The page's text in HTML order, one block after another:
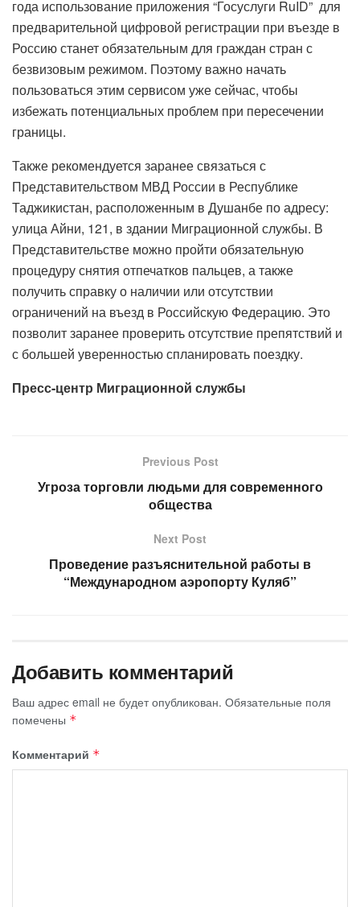
года использование приложения “Госуслуги RuID” для
предварительной цифровой регистрации при въезде в
Россию станет обязательным для граждан стран с
безвизовым режимом. Поэтому важно начать
пользоваться этим сервисом уже сейчас, чтобы
избежать потенциальных проблем при пересечении
границы.
Также рекомендуется заранее связаться с
Представительством МВД России в Республике
Таджикистан, расположенным в Душанбе по адресу:
улица Айни, 121, в здании Миграционной службы. В
Представительстве можно пройти обязательную
процедуру снятия отпечатков пальцев, а также
получить справку о наличии или отсутствии
ограничений на въезд в Российскую Федерацию. Это
позволит заранее проверить отсутствие препятствий и
с большей уверенностью спланировать поездку.
Пресс-центр Миграционной службы
Previous Post
Угроза торговли людьми для современного
общества
Next Post
Проведение разъяснительной работы в
“Международном аэропорту Куляб”
Добавить комментарий
Ваш адрес email не будет опубликован. Обязательные поля
помечены *
Комментарий *